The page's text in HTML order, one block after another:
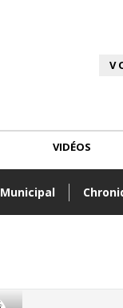
Municipal
VIDÉOS